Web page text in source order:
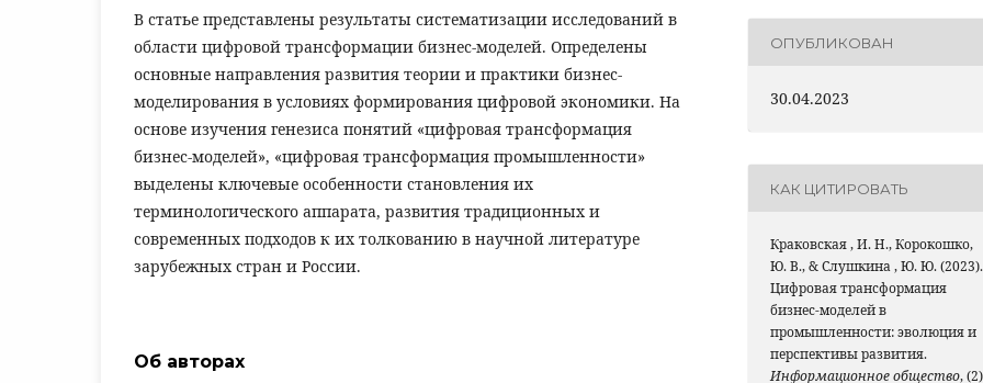
В статье представлены результаты систематизации исследований в
области цифровой трансформации бизнес-моделей. Определены
основные направления развития теории и практики бизнес-
моделирования в условиях формирования цифровой экономики. На
основе изучения генезиса понятий «цифровая трансформация
бизнес-моделей», «цифровая трансформация промышленности»
выделены ключевые особенности становления их
терминологического аппарата, развития традиционных и
современных подходов к их толкованию в научной литературе
зарубежных стран и России.
Об авторах
ОПУБЛИКОВАН
30.04.2023
КАК ЦИТИРОВАТЬ
Краковская , И. Н., Корокошко,
Ю. В., & Слушкина , Ю. Ю. (2023).
Цифровая трансформация
бизнес-моделей в
промышленности: эволюция и
перспективы развития.
Информационное общество,